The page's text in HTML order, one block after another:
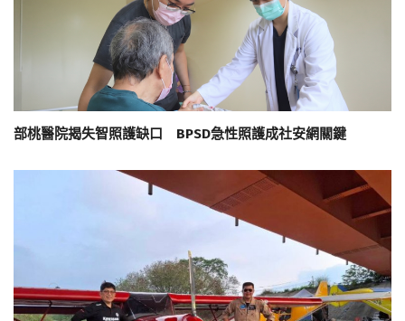
部桃醫院揭失智照護缺口 BPSD急性照護成社安網關鍵